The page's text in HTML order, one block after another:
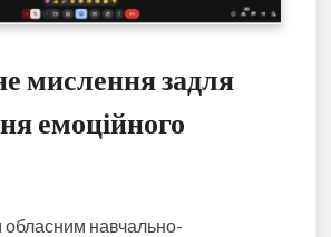
мислення задля
емоційного
навчально-